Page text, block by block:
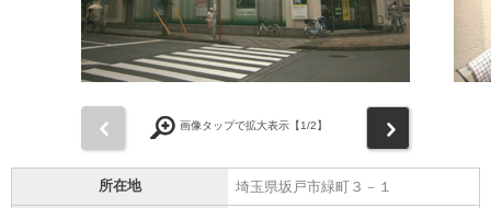
画像タップで拡大表示【1/2】
所在地 埼玉県坂戸市緑町３－１